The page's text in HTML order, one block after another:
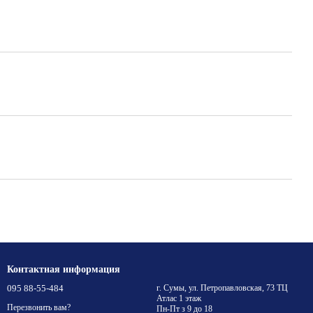
Контактная информация
095 88-55-484
Перезвонить вам?
г. Сумы, ул. Петропавловская, 73 ТЦ
Атлас 1 этаж
Пн-Пт з 9 до 18